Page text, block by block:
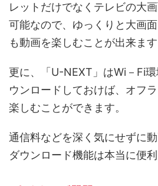
レットだけでなくテレビの大
可能なので、ゆっくりと大画
も動画を楽しむことが出来ます
更に、「U-NEXT」はWi－Fi
ウンロードしておけば、オフ
楽しむことができます。
通信料などを深く気にせずに動
ダウンロード機能は本当に便利